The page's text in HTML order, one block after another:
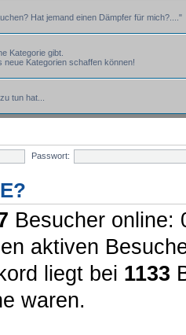
Hat jemand einen Dämpfer für mich?...."
Kategorie gibt.
neue Kategorien schaffen können!
tun hat...
Passwort:
Besucher online:
aktiven
liegt bei 1133
waren.